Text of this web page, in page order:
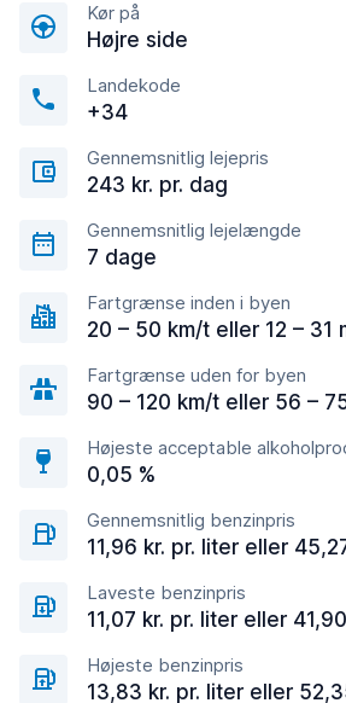
Kør på
Højre side
Landekode
+34
Gennemsnitlig lejepris
243 kr. pr. dag
Gennemsnitlig lejelængde
7 dage
Fartgrænse inden i byen
20 – 50 km/t eller 12 – 31
Fartgrænse uden for byen
90 – 120 km/t eller 56 –
Højeste acceptable
0,05 %
Gennemsnitlig benzinpris
11,96 kr. pr. liter eller
Laveste benzinpris
11,07 kr. pr. liter eller
Højeste benzinpris
13,83 kr. pr. liter eller